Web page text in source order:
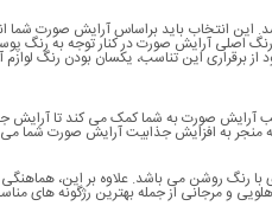
این انتخاب باید براساس آرایش صورت شما
و رنگ اصلی آرایش صورت در کنار توجه به
برقراری این تناسب، یکسان بودن رنگ
آرایش صورت به شما کمک می کند تا آرایش
منجر به افزایش جذابیت آرایش صورت شما
رنگ روشن می باشد. علاوه بر این، هماهنگی
و مرجانی از جمله بهترین رژگونه های